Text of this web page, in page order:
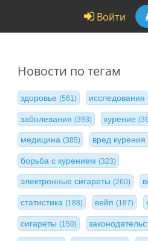
Войти
Новости по тегам
здоровье (561) исследования
заболевания (393) курение
медицина (385) вред курения
борьба с курением (323)
электронные сигареты (260)
статистика (188) вейп(187)
сигареты (150)